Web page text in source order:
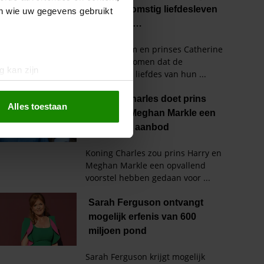
wie uw gegevens gebruikt
kan zijn
te bieden en om ons
partners voor social
die u aan ze heeft
Alles toestaan